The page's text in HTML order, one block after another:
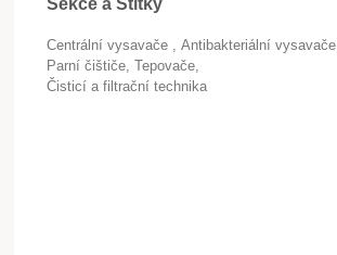
Sekce a Štítky
Centrální vysavače
antibakteriální vysavače
parní čištiče
tepovače
Čisticí a filtrační technika